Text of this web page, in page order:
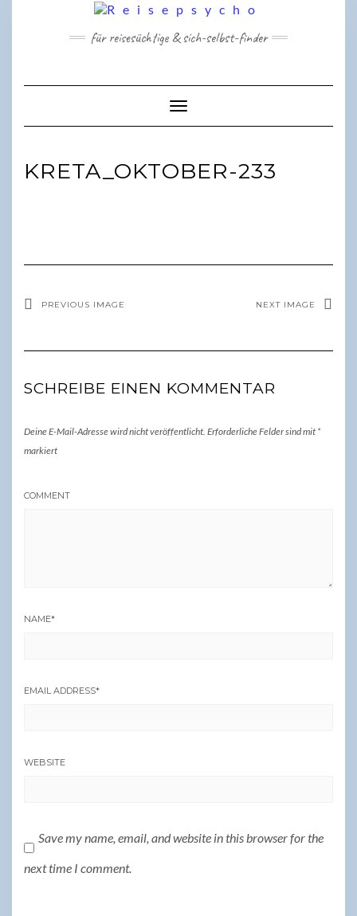
für reisesüchtige & sich-selbst-finder
Toggle Navigation
KRETA_OKTOBER-233
PREVIOUS IMAGE NEXT IMAGE
SCHREIBE EINEN KOMMENTAR
Deine E-Mail-Adresse wird nicht veröffentlicht. Erforderliche Felder sind mit *
markiert
COMMENT
NAME*
EMAIL ADDRESS*
WEBSITE
Save my name, email, and website in this browser for the
next time I comment.